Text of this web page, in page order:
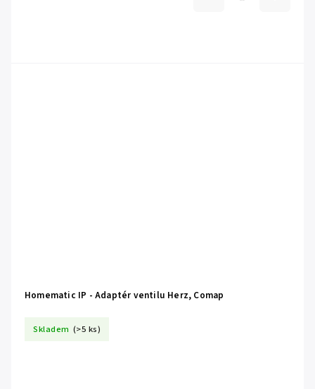
Homematic IP - Adaptér ventilu Herz, Comap
Skladem (>5 ks)